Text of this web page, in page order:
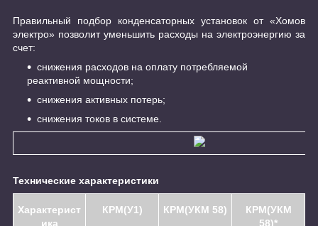
Правильный подбор конденсаторных установок от «Хомов
электро» позволит уменьшить расходы на электроэнергию за
счет:
снижения расходов на оплату потребляемой
реактивной мощности;
снижения активных потерь;
снижения токов в системе.
Технические характеристики
Характерист
ика
КРМ(У1) КРМ(УКМ 58)
КРМ(УКМ
58)*